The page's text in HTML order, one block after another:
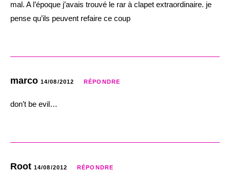
mal. A l’époque j’avais trouvé le rar à clapet extraordinaire. je
pense qu’ils peuvent refaire ce coup
marco 14/08/2012 RÉPONDRE
don’t be evil…
Root 14/08/2012 RÉPONDRE